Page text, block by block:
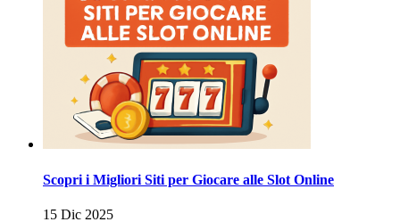
Scopri i Migliori Siti per Giocare alle Slot Online
15 Dic 2025